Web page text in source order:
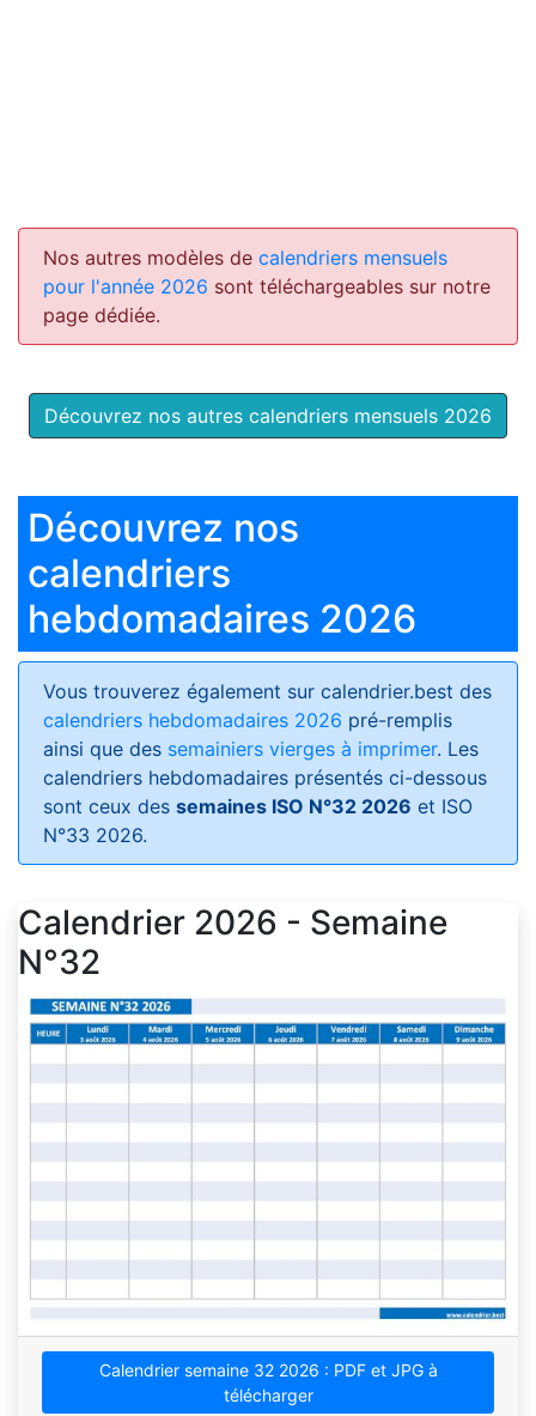
Nos autres modèles de calendriers mensuels
pour l'année 2026 sont téléchargeables sur notre
page dédiée.
Découvrez nos autres calendriers mensuels 2026
Découvrez nos
calendriers
hebdomadaires 2026
Vous trouverez également sur calendrier.best des
calendriers hebdomadaires 2026 pré-remplis
ainsi que des semainiers vierges à imprimer. Les
calendriers hebdomadaires présentés ci-dessous
sont ceux des semaines ISO N°32 2026 et ISO
N°33 2026.
Calendrier 2026 - Semaine
N°32
Calendrier semaine 32 2026 : PDF et JPG à
télécharger